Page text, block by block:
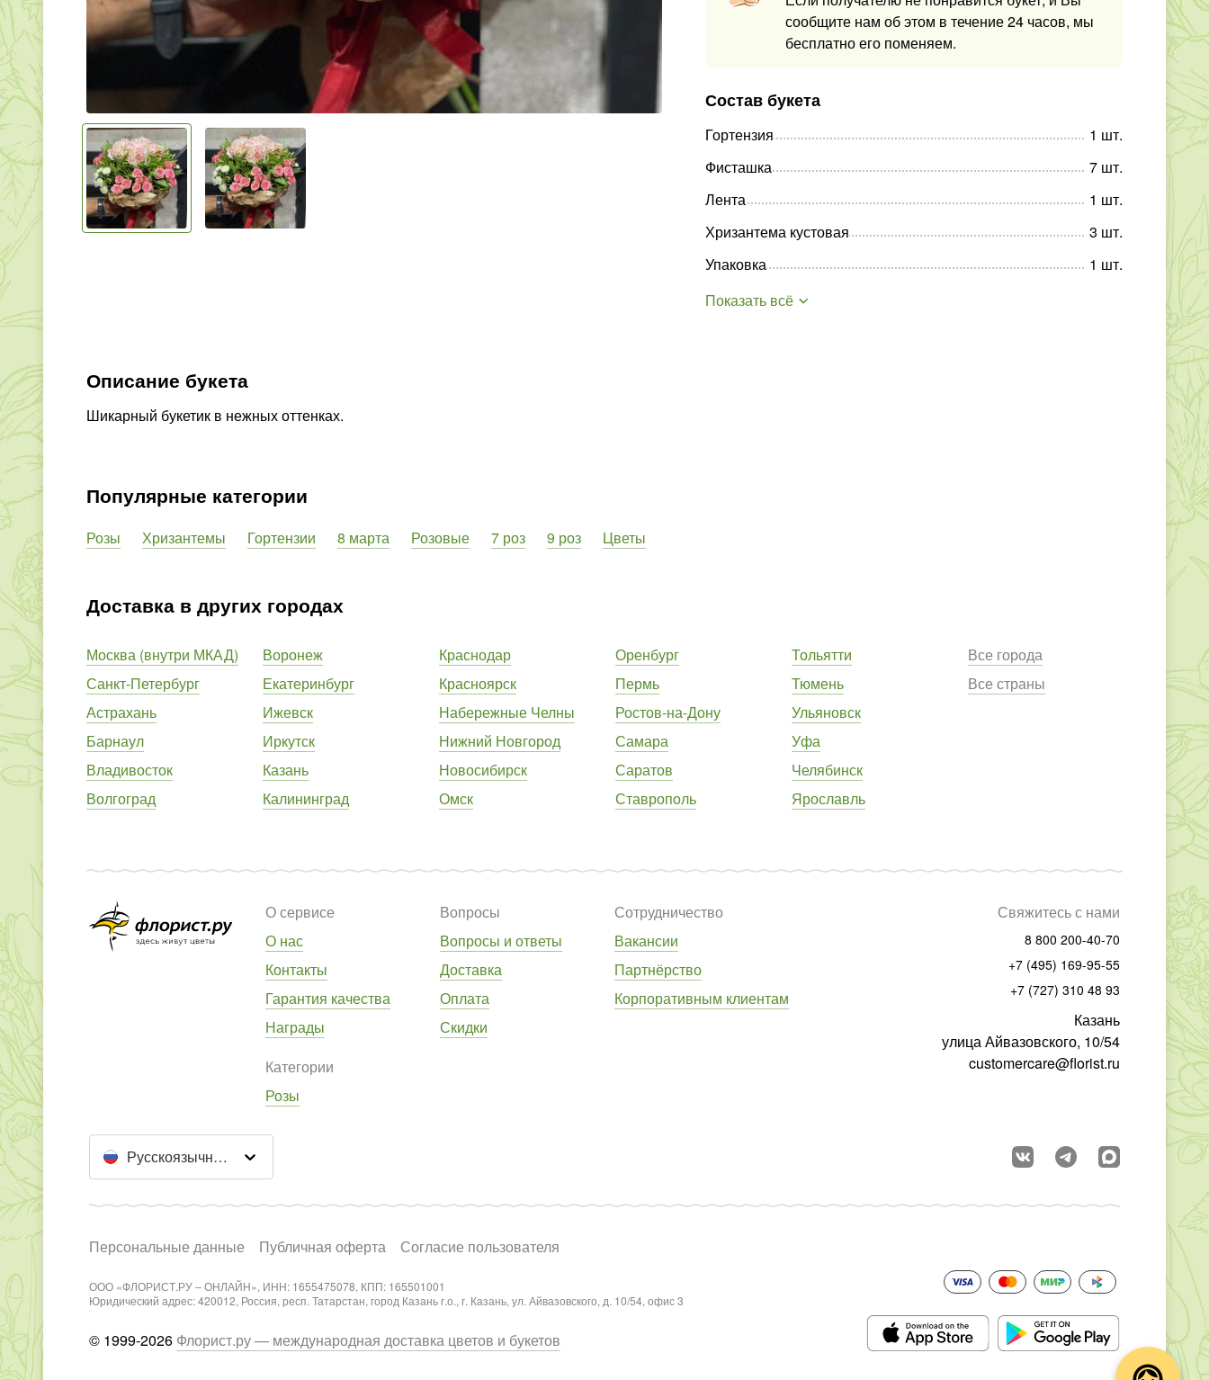
сообщите нам об этом в течение 24 часов, мы
бесплатно его поменяем.
Состав букета
Гортензия 1 шт.
Фисташка
7 шт.
Лента
1 шт.
Хризантема кустовая
3 шт.
Упаковка
1 шт.
Показать всё
Описание букета
Шикарный букетик в нежных оттенках.
Популярные категории
Розы Хризантемы Гортензии 8 марта Розовые 7 роз 9 роз Цветы
Доставка в других городах
Москва (внутри МКАД)
Санкт-Петербург
Астрахань
Барнаул
Владивосток
Волгоград
Воронеж
Екатеринбург
Ижевск
Иркутск
Казань
Калининград
Краснодар
Красноярск
Набережные Челны
Нижний Новгород
Новосибирск
Омск
Оренбург
Пермь
Ростов-на-Дону
Самара
Саратов
Ставрополь
Тольятти
Тюмень
Ульяновск
Уфа
Челябинск
Ярославль
Все города
Все страны
О сервисе
О нас
Контакты
Гарантия качества
Награды
Вопросы
Вопросы и ответы
Доставка
Оплата
Скидки
Сотрудничество
Вакансии
Партнёрство
Корпоративным клиентам
Категории
Розы
Свяжитесь с нами
8 800 200-40-70
+7 (495) 169-95-55
+7 (727) 310 48 93
Казань
улица Айвазовского, 10/54
customercare@florist.ru
Русскоязычный сайт
Персональные данные Публичная оферта Согласие пользователя
ООО «ФЛОРИСТ.РУ – ОНЛАЙН», ИНН: 1655475078, КПП: 165501001
Юридический адрес: 420012, Россия, респ. Татарстан, город Казань г.о., г. Казань, ул. Айвазовского, д. 10/54, офис 3
© 1999-2026 Флорист.ру — международная доставка цветов и букетов